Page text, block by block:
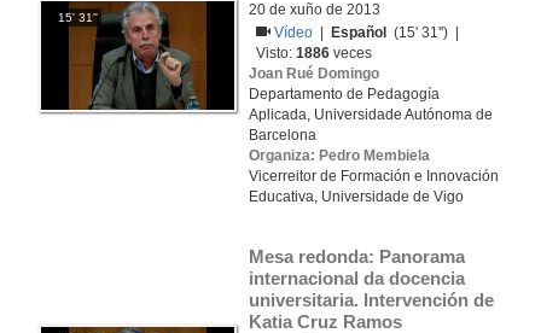
15' 31''
20 de xuño de 2013
Vídeo
Español
(15' 31'') |
Visto:1886 veces
Joan Rué Domingo
Departamento de Pedagogía
Aplicada, Universidade Autónoma de
Barcelona
Organiza: Pedro Membiela
Vicerreitor de Formación e Innovación
Educativa, Universidade de Vigo
Mesa redonda: Panorama
internacional da docencia
universitaria. Intervención de
Katia Cruz Ramos